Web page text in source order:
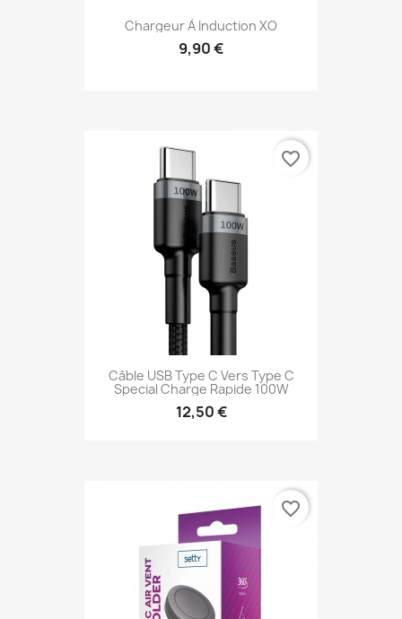
Chargeur À Induction XO
9,90 €
Câble USB Type C Vers Type C
Special Charge Rapide 100W
12,50 €
favorite_border
favorite_border